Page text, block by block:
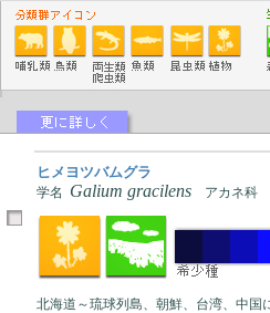
ヒメヨツバムグラ
学名 Galium gracilens アカネ科
北海道～琉球列島、朝鮮、台湾、中国